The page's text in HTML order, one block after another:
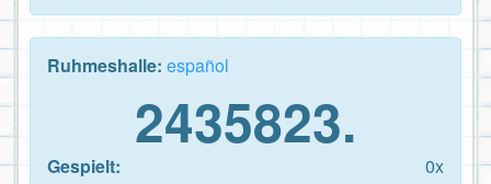
Ruhmeshalle: español
2435823.
Gespielt:
0x